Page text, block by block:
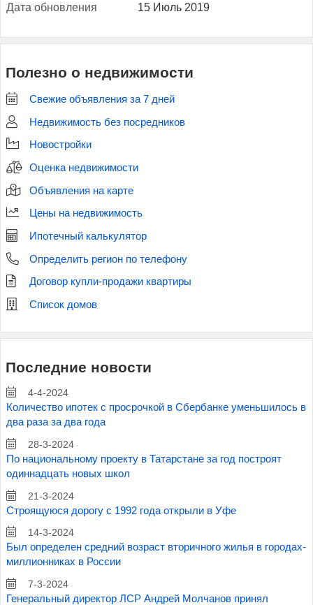
Да­та об­новле­ния 15 Июль 2019
Полезно о недвижимости
Свежие объявления за 7 дней
Недвижимость без посредников
Новостройки
Оценка недвижимости
Объявления на карте
Цены на недвижимость
Ипотечный калькулятор
Определить регион по телефону
Договор купли-продажи квартиры
Список домов
Последние новости
4-4-2024
Количество ипотек с просрочкой в Сбербанке уменьшилось в
два раза за два года
28-3-2024
По национальному проекту в Татарстане за год построят
одиннадцать новых школ
21-3-2024
Строящуюся дорогу с 1992 года открыли в Уфе
14-3-2024
Был определен средний возраст вторичного жилья в городах-
миллионниках в России
7-3-2024
Генеральный директор ЛСР Андрей Молчанов принял